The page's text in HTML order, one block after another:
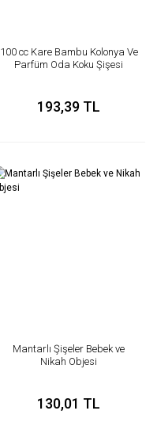
100 cc Kare Bambu Kolonya Ve
Parfüm Oda Koku Şişesi
193,39 TL
Mantarlı Şişeler Bebek ve
Nikah Objesi
130,01 TL